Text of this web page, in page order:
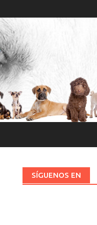
SÍGUENOS EN